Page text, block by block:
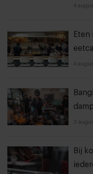
4
4
3
Bij